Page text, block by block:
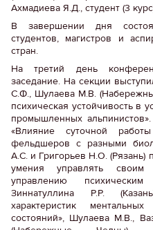
Ахмадиева Я.Д., студент (3
В завершении дня
студентов, магистров и
стран.
На третий день
заседание. На секции
С.Ф., Шулаева М.В.
психическая устойчивость в
промышленных
«Влияние суточной
фельдшеров с разными
А.С. и Григорьев Н.О. (Рязань)
умения управлять своим
управлению
Зиннатуллина Р.Р.
характеристик
состояний», Шулаева М.В.,